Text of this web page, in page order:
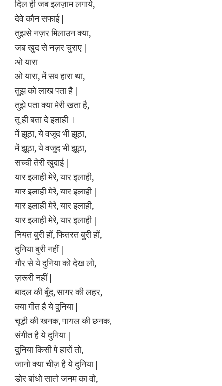
दिल ही जब इलज़ाम लगाये,
देवे कौन सफाई |
तुझसे नज़र मिलाउन क्या,
जब खुद से नज़र चुराए |
ओ यारा
ओ यारा, में सब हारा था,
तुझ को लाख पता है |
तुझे पता क्या मेरी खता है,
तू ही बता दे इलाही ।
में झूठा, ये वजूद भी झूठा,
में झूठा, ये वजूद भी झूठा,
सच्ची तेरी खुदाई |
यार इलाही मेरे, यार इलाही,
यार इलाही मेरे, यार इलाही |
यार इलाही मेरे, यार इलाही,
यार इलाही मेरे, यार इलाही |
नियत बुरी हों, फितरत बुरी हों,
दुनिया बुरी नहीं |
गौर से ये दुनिया को देख लो,
ज़रूरी नहीं |
बादल की बूँद, सागर की लहर,
क्या गीत है ये दुनिया |
चूड़ी की खनक, पायल की छनक,
संगीत है ये दुनिया |
दुनिया किसी पे हारों तो,
जानो क्या चीज़ है ये दुनिया |
डोर बांधो सातो जनम का वो,